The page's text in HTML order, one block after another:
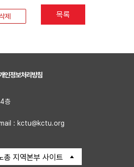
제 목록
인정보처리방침
층
: kctu@kctu.org
총 지역본부 사이트